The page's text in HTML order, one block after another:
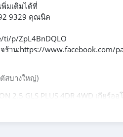
มเติมได้ที่
9329 คุณนิค
ti/p/ZpL4BnDQLO
ร้าน:https://www.facebook.com/
สบางใหญ่)
2.5 GLS PLUS 4DR 4WD เกียร์
อายุสัญญา